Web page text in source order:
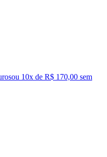
ou 10x de R$ 170,00 sem